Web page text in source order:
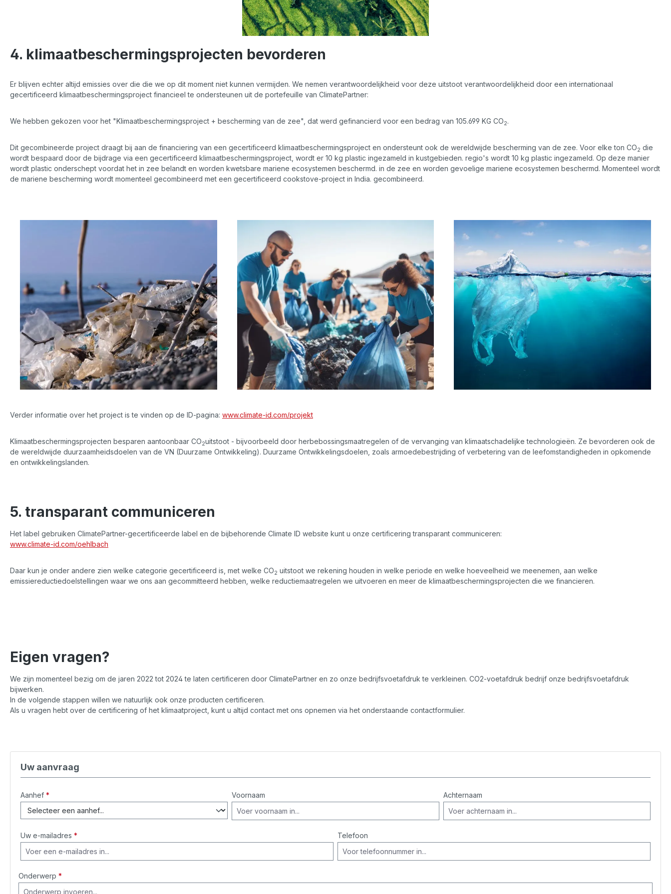
4. klimaatbeschermingsprojecten bevorderen
Er blijven echter altijd emissies over die die we op dit moment niet kunnen vermijden. We nemen verantwoordelijkheid voor deze uitstoot verantwoordelijkheid door een internationaal
gecertificeerd klimaatbeschermingsproject financieel te ondersteunen uit de portefeuille van ClimatePartner:
We hebben gekozen voor het "Klimaatbeschermingsproject + bescherming van de zee", dat werd gefinancierd voor een bedrag van 105.699 KG CO2.
Dit gecombineerde project draagt bij aan de financiering van een gecertificeerd klimaatbeschermingsproject en ondersteunt ook de wereldwijde bescherming van de zee. Voor elke ton CO2 die
wordt bespaard door de bijdrage via een gecertificeerd klimaatbeschermingsproject, wordt er 10 kg plastic ingezameld in kustgebieden. regio's wordt 10 kg plastic ingezameld. Op deze manier
wordt plastic onderschept voordat het in zee belandt en worden kwetsbare mariene ecosystemen beschermd. in de zee en worden gevoelige mariene ecosystemen beschermd. Momenteel wordt
de mariene bescherming wordt momenteel gecombineerd met een gecertificeerd cookstove-project in India. gecombineerd.
Verder informatie over het project is te vinden op de ID-pagina: www.climate-id.com/projekt
Klimaatbeschermingsprojecten besparen aantoonbaar CO2uitstoot - bijvoorbeeld door herbebossingsmaatregelen of de vervanging van klimaatschadelijke technologieën. Ze bevorderen ook de
de wereldwijde duurzaamheidsdoelen van de VN (Duurzame Ontwikkeling). Duurzame Ontwikkelingsdoelen, zoals armoedebestrijding of verbetering van de leefomstandigheden in opkomende
en ontwikkelingslanden.
5. transparant communiceren
Het label gebruiken ClimatePartner-gecertificeerde label en de bijbehorende Climate ID website kunt u onze certificering transparant communiceren:
www.climate-id.com/oehlbach
Daar kun je onder andere zien welke categorie gecertificeerd is, met welke CO2 uitstoot we rekening houden in welke periode en welke hoeveelheid we meenemen, aan welke
emissiereductiedoelstellingen waar we ons aan gecommitteerd hebben, welke reductiemaatregelen we uitvoeren en meer de klimaatbeschermingsprojecten die we financieren.
Eigen vragen?
We zijn momenteel bezig om de jaren 2022 tot 2024 te laten certificeren door ClimatePartner en zo onze bedrijfsvoetafdruk te verkleinen. CO2-voetafdruk bedrijf onze bedrijfsvoetafdruk
bijwerken.
In de volgende stappen willen we natuurlijk ook onze producten certificeren.
Als u vragen hebt over de certificering of het klimaatproject, kunt u altijd contact met ons opnemen via het onderstaande contactformulier.
Uw aanvraag
Aanhef * Voornaam Achternaam
Uw e-mailadres * Telefoon
Onderwerp *